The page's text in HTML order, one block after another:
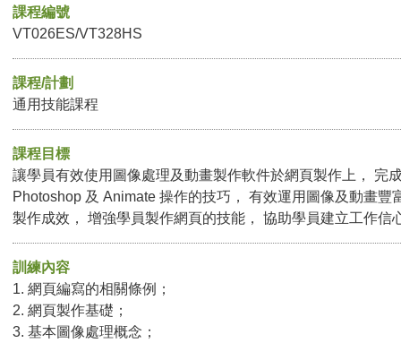
課程編號
VT026ES/VT328HS
課程/計劃
通用技能課程
課程目標
讓學員有效使用圖像處理及動畫製作軟件於網頁製作上， 完
Photoshop 及 Animate 操作的技巧， 有效運用圖像及動畫豐
製作成效， 增強學員製作網頁的技能， 協助學員建立工作信
訓練內容
1. 網頁編寫的相關條例；
2. 網頁製作基礎；
3. 基本圖像處理概念；